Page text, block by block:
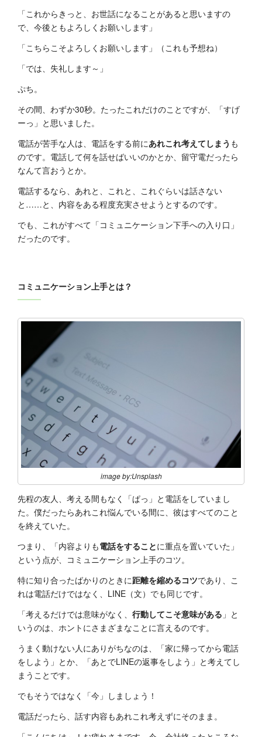
「これからきっと、お世話になることがあると思いますの
で、今後ともよろしくお願いします」
「こちらこそよろしくお願いします」（これも予想ね）
「では、失礼します～」
ぷち。
その間、わずか30秒。たったこれだけのことですが、「すげ
ーっ」と思いました。
電話が苦手な人は、電話をする前にあれこれ考えてしまう も
のです。電話して何を話せばいいのかとか、留守電だったら
なんて言おうとか。
電話するなら、あれと、これと、これぐらいは話さない
と……と、内容をある程度充実させようとするのです。
でも、これがすべて「コミュニケーション下手への入り口」
だったのです。
コミュニケーション上手とは？
image by:Unsplash
先程の友人、考える間もなく「ぱっ」と電話をしていまし
た。僕だったらあれこれ悩んでいる間に、彼はすべてのこと
を終えていた。
つまり、「内容よりも電話をすることに重点を置いていた」
という点が、コミュニケーション上手のコツ。
特に知り合ったばかりのときに距離を縮めるコツであり、こ
れは電話だけではなく、LINE（文）でも同じです。
「考えるだけでは意味がなく、 行動してこそ意味がある 」と
いうのは、ホントにさまざまなことに言えるのです。
うまく動けない人にありがちなのは、「家に帰ってから電話
をしよう」とか、「あとでLINEの返事をしよう」と考えてし
まうことです。
でもそうではなく「今」しましょう！
電話だったら、話す内容もあれこれ考えずにそのまま。